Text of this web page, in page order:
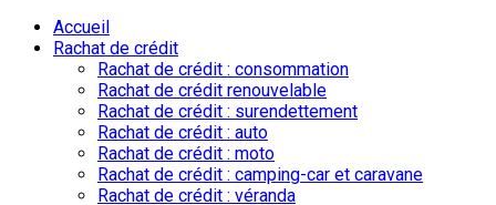
Accueil
Rachat de crédit
Rachat de crédit : consommation
Rachat de crédit renouvelable
Rachat de crédit : surendettement
Rachat de crédit : auto
Rachat de crédit : moto
Rachat de crédit : camping-car et caravane
Rachat de crédit : véranda